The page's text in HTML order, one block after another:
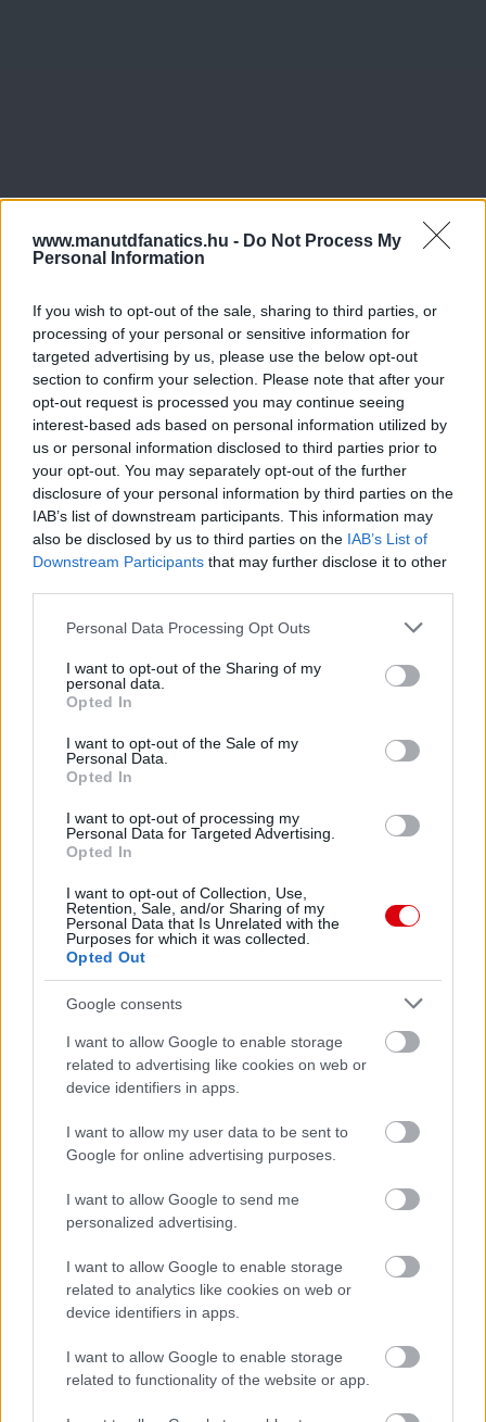
www.manutdfanatics.hu - Do Not Process My
Personal Information
If you wish to opt-out of the sale, sharing to third parties, or
processing of your personal or sensitive information for
targeted advertising by us, please use the below opt-out
section to confirm your selection. Please note that after your
opt-out request is processed you may continue seeing
interest-based ads based on personal information utilized by
us or personal information disclosed to third parties prior to
your opt-out. You may separately opt-out of the further
disclosure of your personal information by third parties on the
IAB’s list of downstream participants. This information may
also be disclosed by us to third parties on the IAB’s List of
Downstream Participants that may further disclose it to other
Please note that this website/app uses one or more Google
not limited to your visit or usage behaviour. You may click to
grant or deny consent to Google and its third-party tags to
use your data for below specified purposes in below Google
consent section.
Personal Data Processing Opt Outs
I want to opt-out of the Sharing of my
personal data.
Opted In
I want to opt-out of the Sale of my
Personal Data.
Opted In
I want to opt-out of processing my
Personal Data for Targeted Advertising.
Opted In
I want to opt-out of Collection, Use,
Retention, Sale, and/or Sharing of my
Personal Data that Is Unrelated with the
Purposes for which it was collected.
Opted Out
Google consents
I want to allow Google to enable storage
related to advertising like cookies on web or
device identifiers in apps.
I want to allow my user data to be sent to
Google for online advertising purposes.
I want to allow Google to send me
personalized advertising.
I want to allow Google to enable storage
related to analytics like cookies on web or
device identifiers in apps.
I want to allow Google to enable storage
related to functionality of the website or app.
Meccs Center
Paris Saint-Germain
Manchester United
Nya Ullevi, Göteborg
2026-08-08 17:00
AC MilanvsManchester United2026-08-15 18:00
ELŐZŐ MÉRKŐZÉSEK
Támogatás